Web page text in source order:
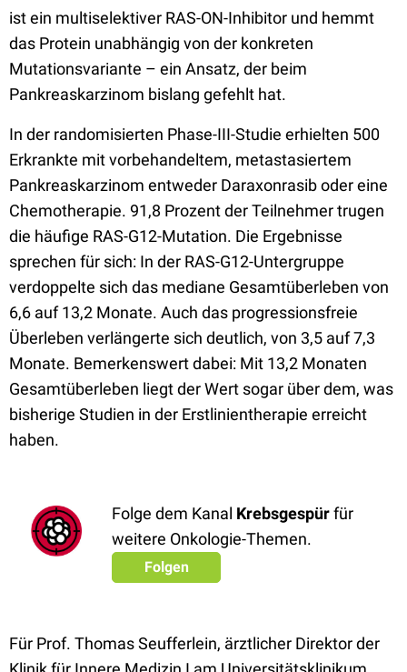
ist ein multiselektiver RAS-ON-Inhibitor und hemmt
das Protein unabhängig von der konkreten
Mutationsvariante – ein Ansatz, der beim
Pankreaskarzinom bislang gefehlt hat.
In der randomisierten Phase-III-Studie erhielten 500
Erkrankte mit vorbehandeltem, metastasiertem
Pankreaskarzinom entweder Daraxonrasib oder eine
Chemotherapie. 91,8 Prozent der Teilnehmer trugen
die häufige RAS-G12-Mutation. Die Ergebnisse
sprechen für sich: In der RAS-G12-Untergruppe
verdoppelte sich das mediane Gesamtüberleben von
6,6 auf 13,2 Monate. Auch das progressionsfreie
Überleben verlängerte sich deutlich, von 3,5 auf 7,3
Monate. Bemerkenswert dabei: Mit 13,2 Monaten
Gesamtüberleben liegt der Wert sogar über dem, was
bisherige Studien in der Erstlinientherapie erreicht
haben.
Folge dem Kanal Krebsgespürfür
weitere Onkologie-Themen.
Folgen
Für Prof. Thomas Seufferlein, ärztlicher Direktor der